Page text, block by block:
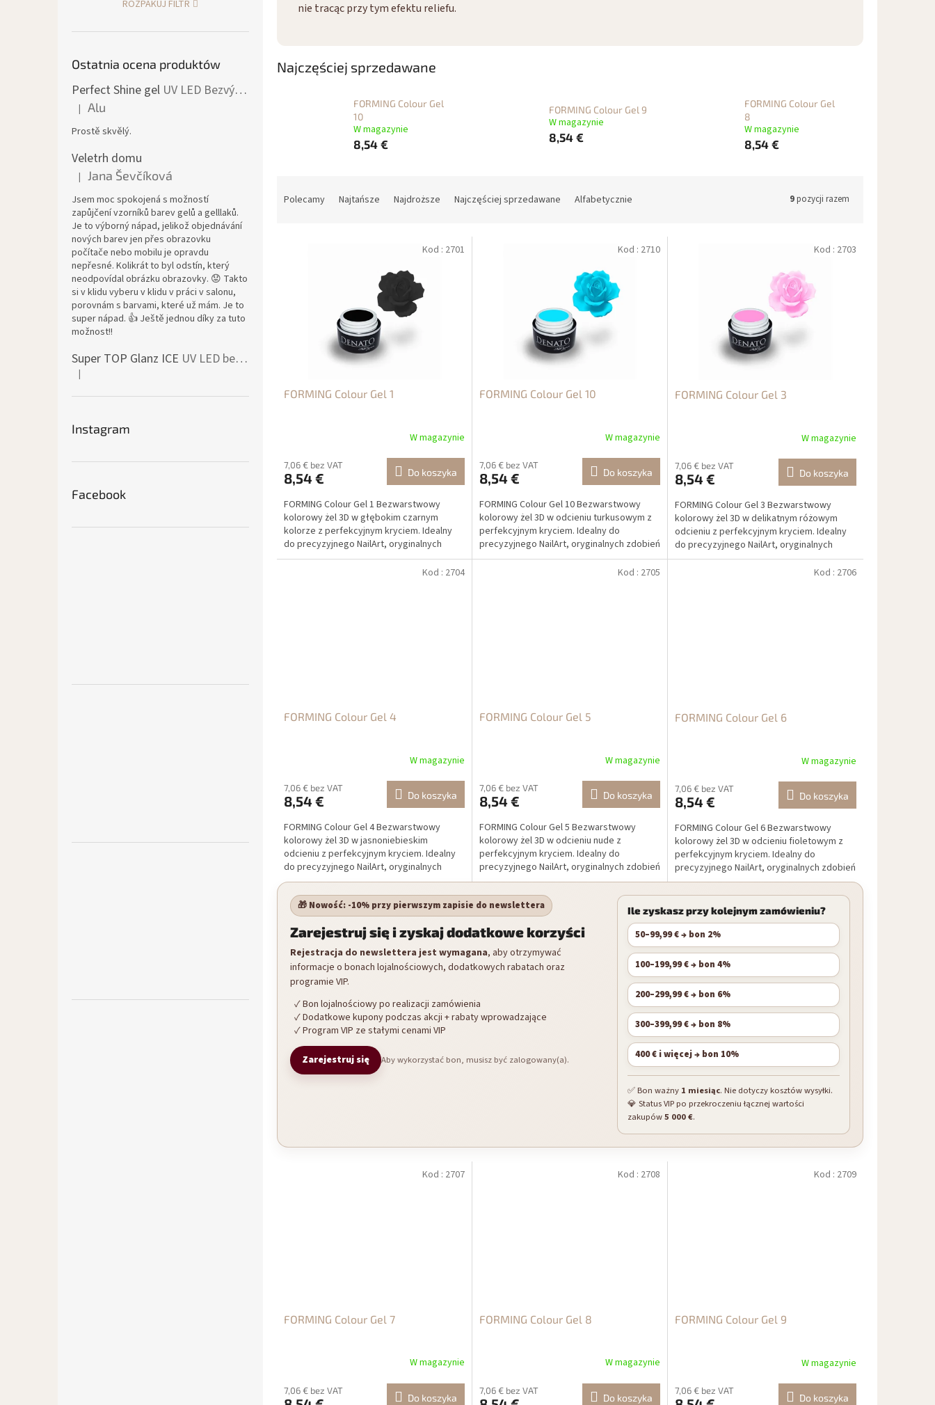
ROZPAKUJ FILTR
Ostatnia ocena produktów
Perfect Shine gel UV LED Bezvýpotkový lesk
Ocena produktu to 5 na 5 gwiazdek.
| Alu
Prostě skvělý.
Veletrh domu
Ocena produktu to 5 na 5 gwiazdek.
| Jana Ševčíková
Jsem moc spokojená s možností
zapůjčení vzorníků barev gelů a gelllaků.
Je to výborný nápad, jelikož objednávání
nových barev jen přes obrazovku
počítače nebo mobilu je opravdu
nepřesné. Kolikrát to byl odstín, který
neodpovídal obrázku obrazovky. 😟 Takto
si v klidu vyberu v klidu v práci v salonu,
porovnám s barvami, které už mám. Je to
super nápad. 👍 Ještě jednou díky za tuto
možnost!!
Super TOP Glanz ICE UV LED bezvýpotkový vrchní lesk
Ocena produktu to 4 na 5 gwiazdek.
|
Instagram
Facebook
nie tracąc przy tym efektu reliefu.
Najczęściej sprzedawane
FORMING Colour Gel
10
W magazynie
8,54 €
FORMING Colour Gel 9
W magazynie
8,54 €
FORMING Colour Gel
8
W magazynie
8,54 €
w
Polecamy Najtańsze Najdroższe Najczęściej sprzedawane Alfabetycznie 9pozycji razem
FORMING Colour Gel 1
W magazynie
7,06 € bez VAT
8,54 € Do koszyka
FORMING Colour Gel 1 Bezwarstwowy
kolorowy żel 3D w głębokim czarnym
kolorze z perfekcyjnym kryciem. Idealny
do precyzyjnego NailArt, oryginalnych
zdobień oraz profesjonalnej...
Kod : 2701
FORMING Colour Gel 10
W magazynie
7,06 € bez VAT
8,54 € Do koszyka
FORMING Colour Gel 10 Bezwarstwowy
kolorowy żel 3D w odcieniu turkusowym z
perfekcyjnym kryciem. Idealny do
precyzyjnego NailArt, oryginalnych zdobień
i profesjonalnej...
Kod : 2710
FORMING Colour Gel 3
W magazynie
7,06 € bez VAT
8,54 € Do koszyka
FORMING Colour Gel 3 Bezwarstwowy
kolorowy żel 3D w delikatnym różowym
odcieniu z perfekcyjnym kryciem. Idealny
do precyzyjnego NailArt, oryginalnych
zdobień i profesjonalnej...
Kod : 2703
FORMING Colour Gel 4
W magazynie
7,06 € bez VAT
8,54 € Do koszyka
FORMING Colour Gel 4 Bezwarstwowy
kolorowy żel 3D w jasnoniebieskim
odcieniu z perfekcyjnym kryciem. Idealny
do precyzyjnego NailArt, oryginalnych
zdobień i profesjonalnej...
Kod : 2704
FORMING Colour Gel 5
W magazynie
7,06 € bez VAT
8,54 € Do koszyka
FORMING Colour Gel 5 Bezwarstwowy
kolorowy żel 3D w odcieniu nude z
perfekcyjnym kryciem. Idealny do
precyzyjnego NailArt, oryginalnych zdobień
i profesjonalnej stylizacji...
Kod : 2705
FORMING Colour Gel 6
W magazynie
7,06 € bez VAT
8,54 € Do koszyka
FORMING Colour Gel 6 Bezwarstwowy
kolorowy żel 3D w odcieniu fioletowym z
perfekcyjnym kryciem. Idealny do
precyzyjnego NailArt, oryginalnych zdobień
i profesjonalnej...
Kod : 2706
🎁 Nowość: -10% przy pierwszym zapisie do newslettera
Zarejestruj się i zyskaj dodatkowe korzyści
Rejestracja do newslettera jest wymagana, aby otrzymywać
informacje o bonach lojalnościowych, dodatkowych rabatach oraz
programie VIP.
Bon lojalnościowy po realizacji zamówienia
Dodatkowe kupony podczas akcji + rabaty wprowadzające
Program VIP ze stałymi cenami VIP
Zarejestruj się Aby wykorzystać bon, musisz być zalogowany(a).
Ile zyskasz przy kolejnym zamówieniu?
50–99,99 € → bon 2%
100–199,99 € → bon 4%
200–299,99 € → bon 6%
300–399,99 € → bon 8%
400 € i więcej → bon 10%
✅ Bon ważny 1 miesiąc. Nie dotyczy kosztów wysyłki.
💎 Status VIP po przekroczeniu łącznej wartości
zakupów5 000 €.
FORMING Colour Gel 7
W magazynie
7,06 € bez VAT
Do koszyka
Kod : 2707
FORMING Colour Gel 8
W magazynie
7,06 € bez VAT
Do koszyka
Kod : 2708
FORMING Colour Gel 9
W magazynie
7,06 € bez VAT
Do koszyka
Kod : 2709